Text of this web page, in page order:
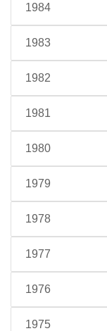
1984
1983
1982
1981
1980
1979
1978
1977
1976
1975